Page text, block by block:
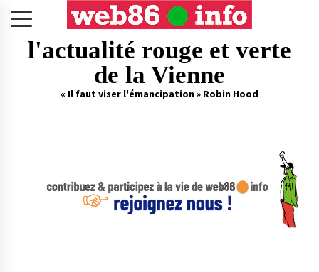
l'actualité rouge et verte
de la Vienne
« Il faut viser l'émancipation » Robin Hood